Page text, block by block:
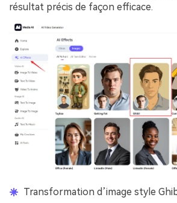
résultat précis de façon efficace.
Transformation d’image style